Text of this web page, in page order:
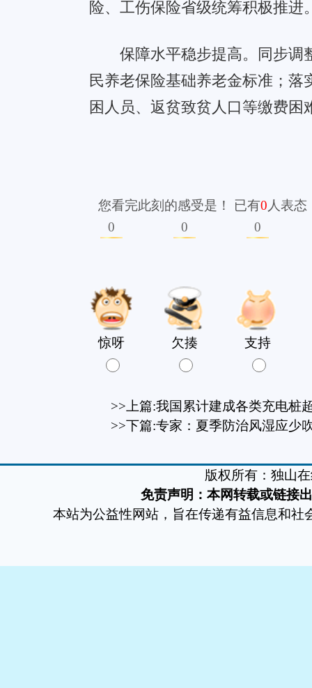
版权所有：独山在线 copyright ©2007-2026
免责声明：本网转载或链接出于传递更多信息之目的，并不
本站为公益性网站，旨在传递有益信息和社会正能量，宣传独山，若您认为
工信部备案：黔ICP备